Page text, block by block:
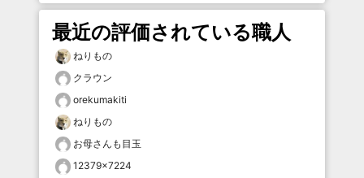
最近の評価されている職人
ねりもの
クラウン
orekumakiti
ねりもの
お母さんも目玉
12379×7224